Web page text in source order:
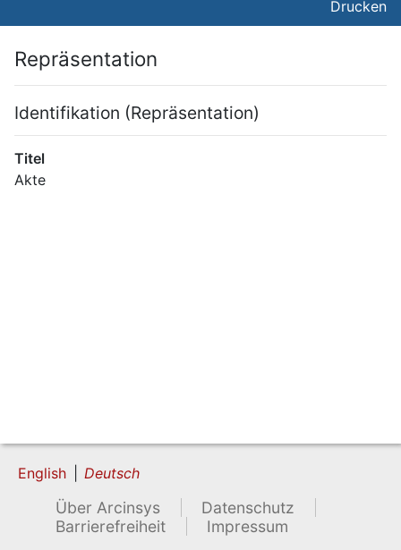
Drucken
Repräsentation
Identifikation (Repräsentation)
Titel
Akte
English Deutsch
Über Arcinsys
Datenschutz
Barrierefreiheit
Impressum